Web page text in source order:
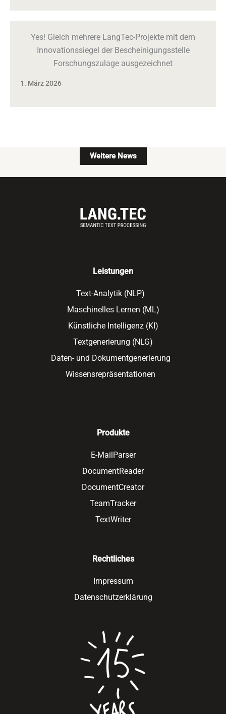
Yes! Gleich mehrere LangTec-Projekte mit dem
Innovationssiegel der Bescheinigungsstelle
Forschungszulage ausgezeichnet
1. März 2026
Weitere News
Leistungen
Text-Analytik (NLP)
Maschinelles Lernen (ML)
Künstliche Intelligenz (KI)
Textgenerierung (NLG)
Daten- und Dokumentgenerierung
Wissensrepräsentationen
Produkte
E-MailParser
DocumentReader
DocumentCreator
TeamTracker
TextWriter
Rechtliches
Impressum
Datenschutzerklärung